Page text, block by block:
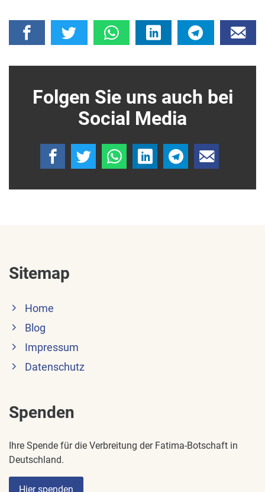
Folgen Sie uns auch bei
Social Media
Sitemap
Home
Blog
Impressum
Datenschutz
Spenden
Ihre Spende für die Verbreitung der Fatima-Botschaft in
Deutschland.
Hier spenden